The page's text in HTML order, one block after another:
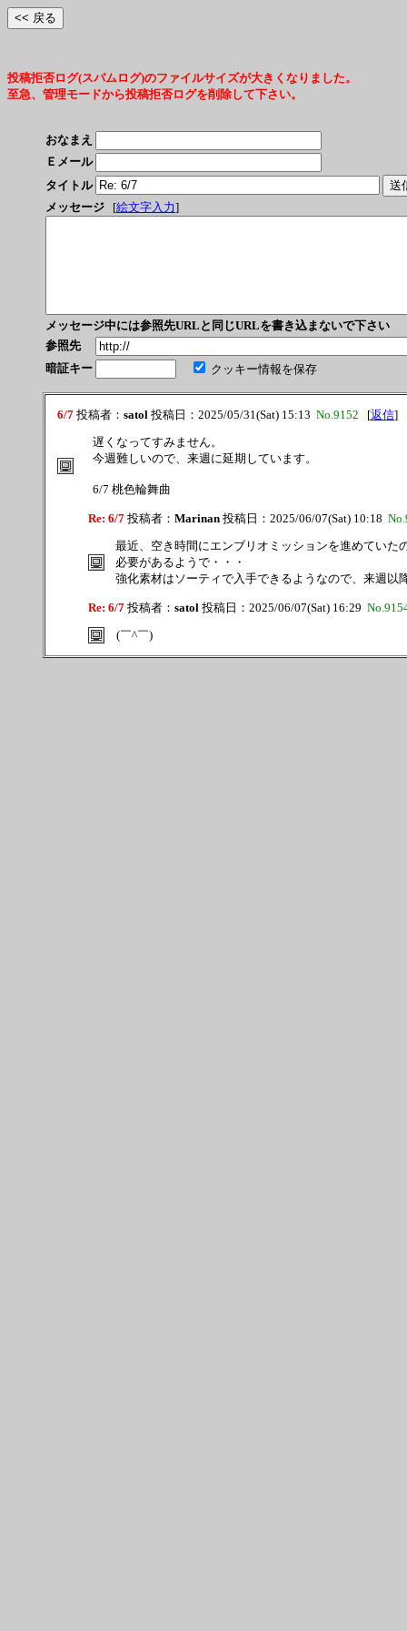
投稿拒否ログ(スパムログ)のファイルサイズが大きくなりました。
至急、管理モードから投稿拒否ログを削除して下さい。
おなまえ
Ｅメール
タイトル
メッセージ
[絵文字入力]
メッセージ中には参照先URLと同じURLを書き込まないで下さい
参照先
暗証キー
クッキー情報を保存
6/7 投稿者： satol 投稿日：2025/05/31(Sat) 15:13 No.9152 [返信]
遅くなってすみません。
今週難しいので、来週に延期しています。
6/7 桃色輪舞曲
Re: 6/7 投稿者： Marinan 投稿日：2025/06/07(Sat) 10:18
最近、空き時間にエンブリオミッションを進めてい
必要があるようで・・・
強化素材はソーティで入手できるようなので、来週以
Re: 6/7 投稿者： satol 投稿日：2025/06/07(Sat) 16:29
(￣^￣)ゞ